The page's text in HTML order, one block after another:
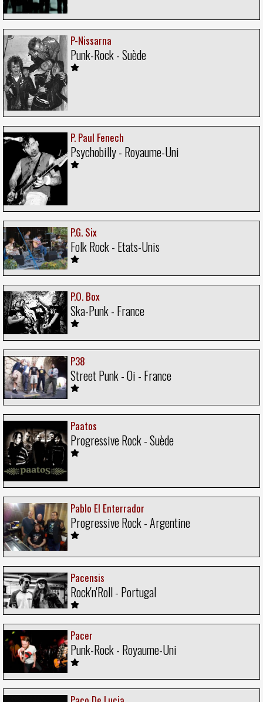
P-Nissarna
Punk-Rock - Suède
P. Paul Fenech
Psychobilly - Royaume-Uni
P.G. Six
Folk Rock - Etats-Unis
P.O. Box
Ska-Punk - France
P38
Street Punk - Oi - France
Paatos
Progressive Rock - Suède
Pablo El Enterrador
Progressive Rock - Argentine
Pacensis
Rock'n'Roll - Portugal
Pacer
Punk-Rock - Royaume-Uni